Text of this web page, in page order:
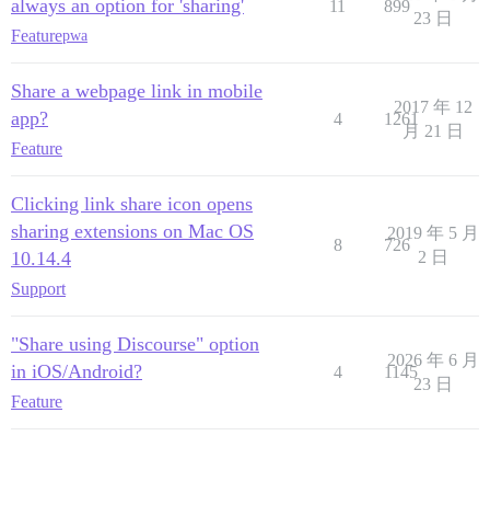
always an option for 'sharing'
Featurepwa
11 899
23 日
Share a webpage link in mobile
app?
Feature
4 1261
2017 年 12
月 21 日
Clicking link share icon opens
sharing extensions on Mac OS
10.14.4
Support
8 726
2019 年 5 月
2 日
"Share using Discourse" option
in iOS/Android?
Feature
4 1145
2026 年 6 月
23 日